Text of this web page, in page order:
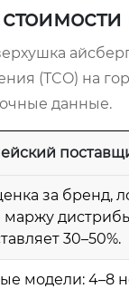
(TCO) на
данные.
за бренд,
маржу
30–50%.
модели: 4–8